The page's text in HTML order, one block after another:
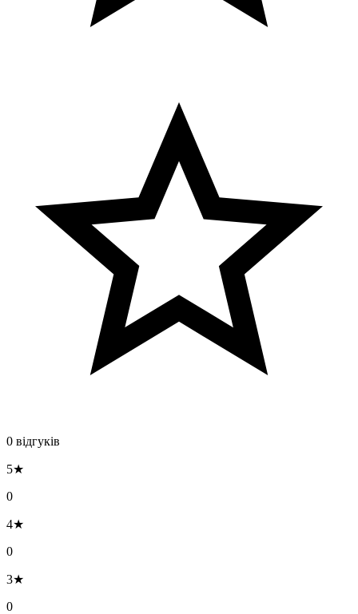
0 відгуків
5★
0
4★
0
3★
0